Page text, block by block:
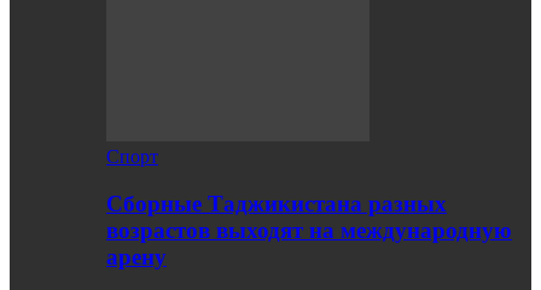
Спорт
Сборные Таджикистана разных
возрастов выходят на международную
арену